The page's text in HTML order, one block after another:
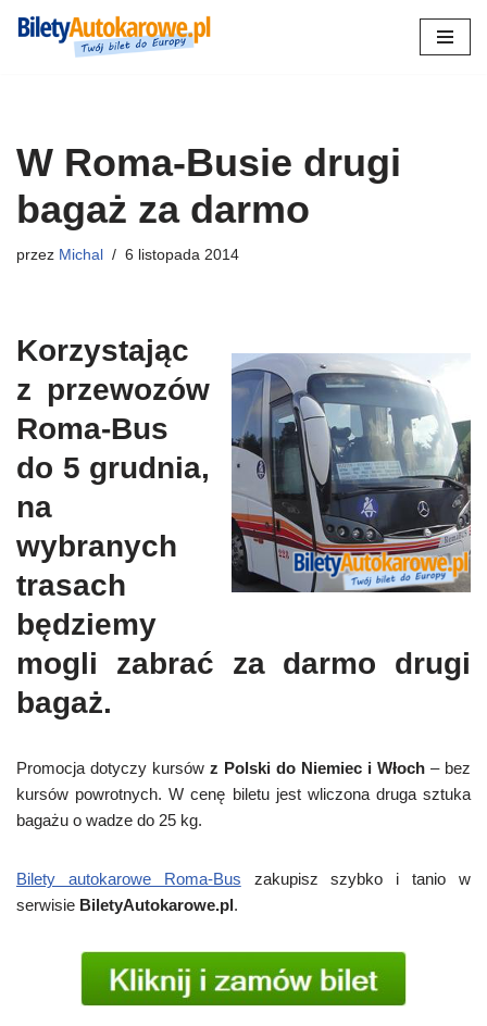
W Roma-Busie drugi
bagaż za darmo
przez Michal 6 listopada 2014
Korzystając
z przewozów
Roma-Bus
do 5 grudnia,
na
wybranych
trasach
będziemy
mogli zabrać za darmo drugi
bagaż.
Promocja dotyczy kursów z Polski do Niemiec i Włoch – bez
kursów powrotnych. W cenę biletu jest wliczona druga sztuka
bagażu o wadze do 25 kg.
Bilety autokarowe Roma-Bus zakupisz szybko i tanio w
serwisie BiletyAutokarowe.pl.